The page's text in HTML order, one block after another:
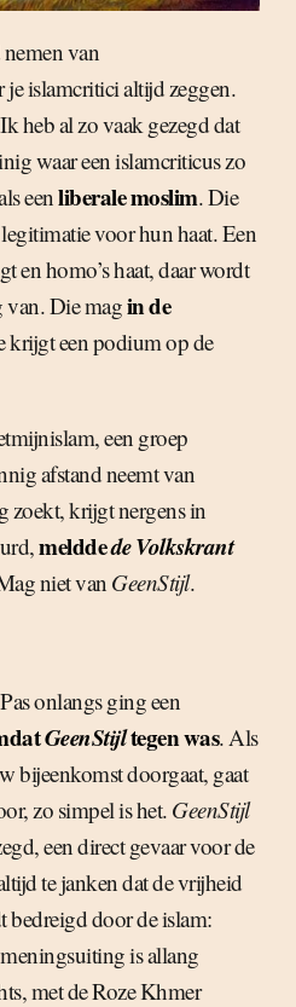
van
islamcritici altijd zeggen.
heb al zo vaak gezegd dat
waar een islamcriticus zo
een liberale moslim. Die
voor hun haat. Een
en homo’s haat, daar wordt
Die magin de
krijgt een podium op de
een groep
afstand neemt van
zoekt, krijgt nergens in
melddede Volkskrant
niet van GeenStijl.
onlangs ging een
GeenStijltegen was. Als
bijeenkomst doorgaat, gaat
zo simpel is het. GeenStijl
een direct gevaar voor de
te janken dat de vrijheid
door de islam:
is allang
met de Roze Khmer